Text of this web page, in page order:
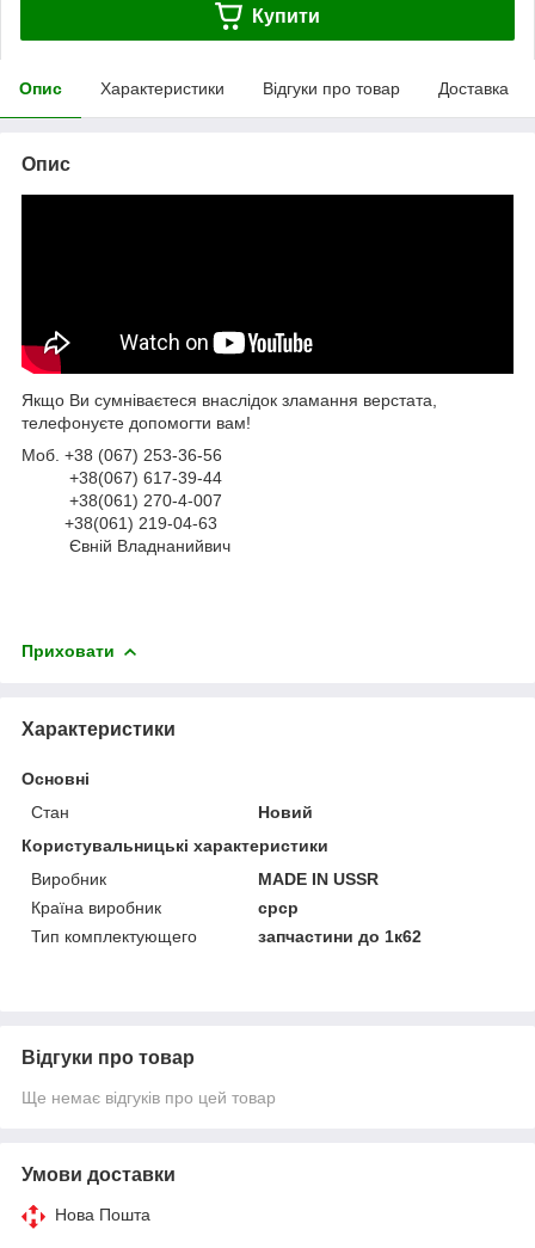
Купити
Опис Характеристики Відгуки про товар Доставка
Опис
Якщо Ви сумніваєтеся внаслідок зламання верстата,
телефонуєте допомогти вам!
Моб. +38 (067) 253-36-56
+38(067) 617-39-44
+38(061) 270-4-007
+38(061) 219-04-63
Євній Владнанийвич
Приховати
Характеристики
Основні
Стан
Новий
Користувальницькі характеристики
Виробник
MADE IN USSR
Країна виробник
срср
Тип комплектующего
запчастини до 1к62
Відгуки про товар
Ще немає відгуків про цей товар
Умови доставки
Нова Пошта